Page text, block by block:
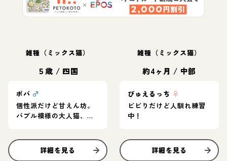
雑種（ミックス猫）
５歳 / 四国
ボバ ♂
個性派だけど甘えん坊。
バブル模様の大人猫、ボ
詳細を見る
雑種（ミックス猫）
約4ヶ月 / 中部
ぴゅえるっち ♀
ビビりだけど人馴れ練習
中！
詳細を見る